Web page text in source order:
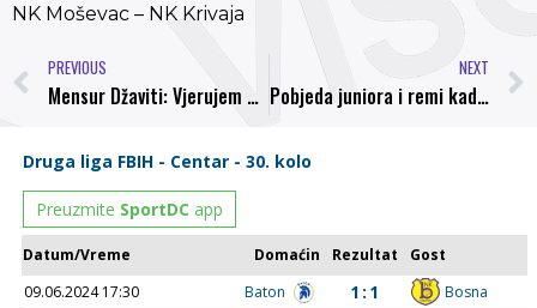
NK Moševac – NK Krivaja
PREVIOUS
Mensur Džaviti: Vjerujem u ove momke i vjerujem u pozitivan rezultat u Vogošći
NEXT
Pobjeda juniora i remi kadeta u Ilijašu